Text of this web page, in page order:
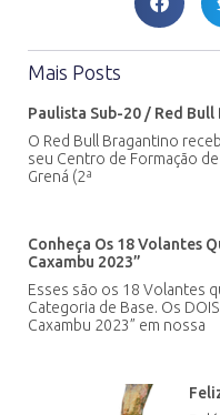
Mais Posts
Paulista Sub-20 / Red
O Red Bull Bragantino
seu Centro de Formação
Grená (2ª
Conheça Os 18 Volantes
Caxambu 2023”
Esses são os 18 Volantes
Categoria de Base. Os
Caxambu 2023” em nossa